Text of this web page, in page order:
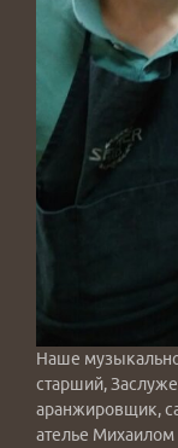
Наше
старший,
аранжировщик,
ателье